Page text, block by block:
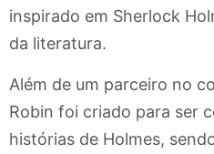
inspirado em Sherlock
da literatura.
Além de um parceiro no
Robin foi criado para ser
histórias de Holmes,